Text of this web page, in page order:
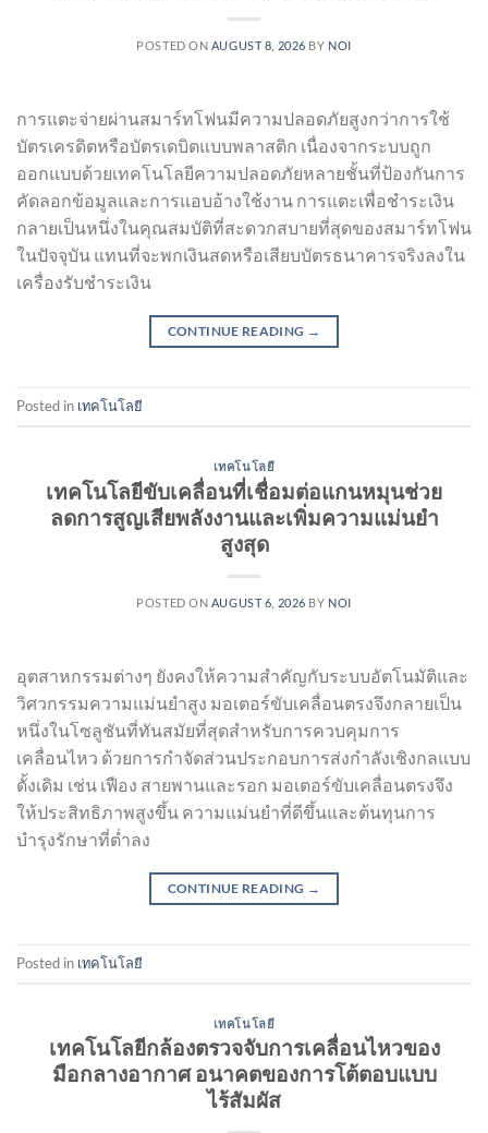
POSTED ON AUGUST 8, 2026 BY NOI
การแตะจ่ายผ่านสมาร์ทโฟนมีความปลอดภัยสูงกว่าการใช้
บัตรเครดิตหรือบัตรเดบิตแบบพลาสติก เนื่องจากระบบถูก
ออกแบบด้วยเทคโนโลยีความปลอดภัยหลายชั้นที่ป้องกันการ
คัดลอกข้อมูลและการแอบอ้างใช้งาน การแตะเพื่อชำระเงิน
กลายเป็นหนึ่งในคุณสมบัติที่สะดวกสบายที่สุดของสมาร์ทโฟน
ในปัจจุบัน แทนที่จะพกเงินสดหรือเสียบบัตรธนาคารจริงลงใน
เครื่องรับชำระเงิน
CONTINUE READING →
Posted in เทคโนโลยี
เทคโนโลยี
เทคโนโลยีขับเคลื่อนที่เชื่อมต่อแกนหมุนช่วย
ลดการสูญเสียพลังงานและเพิ่มความแม่นยำ
สูงสุด
POSTED ON AUGUST 6, 2026 BY NOI
อุตสาหกรรมต่างๆ ยังคงให้ความสำคัญกับระบบอัตโนมัติและ
วิศวกรรมความแม่นยำสูง มอเตอร์ขับเคลื่อนตรงจึงกลายเป็น
หนึ่งในโซลูชันที่ทันสมัยที่สุดสำหรับการควบคุมการ
เคลื่อนไหว ด้วยการกำจัดส่วนประกอบการส่งกำลังเชิงกลแบบ
ดั้งเดิม เช่น เฟือง สายพานและรอก มอเตอร์ขับเคลื่อนตรงจึง
ให้ประสิทธิภาพสูงขึ้น ความแม่นยำที่ดีขึ้นและต้นทุนการ
บำรุงรักษาที่ต่ำลง
CONTINUE READING →
Posted in เทคโนโลยี
เทคโนโลยี
เทคโนโลยีกล้องตรวจจับการเคลื่อนไหวของ
มือกลางอากาศ อนาคตของการโต้ตอบแบบ
ไร้สัมผัส